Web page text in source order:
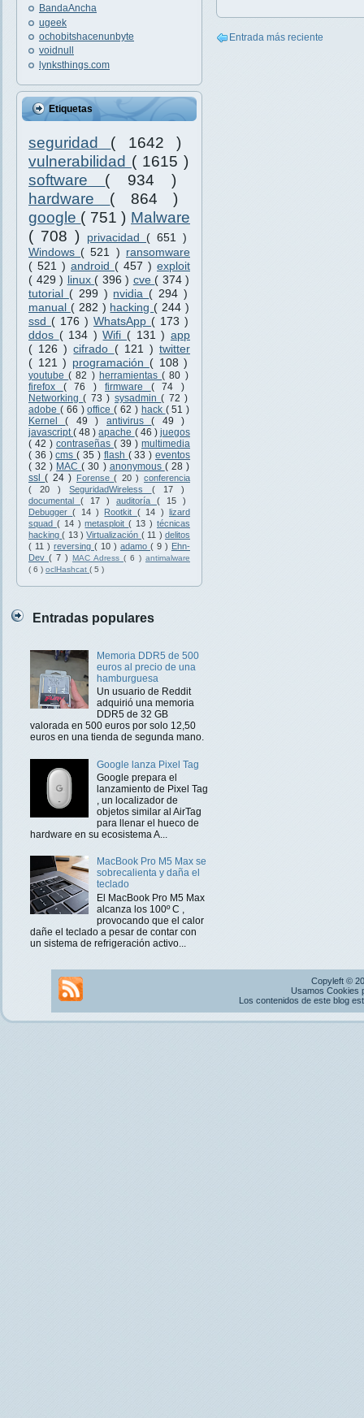
BandaAncha
ugeek
ochobitshacenunbyte
voidnull
lynksthings.com
Etiquetas
seguridad ( 1642 )
vulnerabilidad ( 1615 )
software ( 934 )
hardware ( 864 )
google ( 751 ) Malware
( 708 )
privacidad ( 651 )
Windows ( 521 ) ransomware
( 521 ) android ( 457 ) exploit
( 429 ) linux ( 396 ) cve ( 374 )
tutorial ( 299 ) nvidia ( 294 )
manual ( 282 ) hacking ( 244 )
ssd ( 176 ) WhatsApp ( 173 )
ddos ( 134 )Wifi ( 131 ) app
( 126 )cifrado ( 121 )twitter
( 121 ) programación ( 108 )
youtube( 82 ) herramientas( 80 )
firefox ( 76 ) firmware ( 74 )
Networking( 73 ) sysadmin( 72 )
adobe ( 66 )office( 62 ) hack ( 51 )
Kernel( 49 ) antivirus( 49 )
javascript( 48 )apache ( 46 ) juegos
( 42 ) contraseñas ( 39 ) multimedia
( 36 )cms( 35 ) flash ( 33 )eventos
( 32 ) MAC( 30 ) anonymous ( 28 )
ssl( 24 ) Forense( 20 ) conferencia
( 20 )SeguridadWireless ( 17 )
documental ( 17 ) auditoría ( 15 )
Debugger( 14 ) Rootkit ( 14 ) lizard
squad ( 14 )metasploit( 13 ) técnicas
hacking( 13 )Virtualización ( 11 ) delitos
( 11 ) reversing ( 10 ) adamo ( 9 ) Ehn-
Dev ( 7 ) MAC Adress ( 6 ) antimalware
( 6 ) oclHashcat ( 5 )
Entradas populares
Memoria DDR5 de 500
euros al precio de una
hamburguesa
Un usuario de Reddit
adquirió una memoria
DDR5 de 32 GB
valorada en 500 euros por solo 12,50
euros en una tienda de segunda mano.
Google lanza Pixel Tag
Google prepara el
lanzamiento de Pixel Tag
, un localizador de
objetos similar al AirTag
para llenar el hueco de
hardware en su ecosistema A...
MacBook Pro M5 Max se
sobrecalienta y daña el
teclado
El MacBook Pro M5 Max
alcanza los 100º C ,
provocando que el calor
dañe el teclado a pesar de contar con
un sistema de refrigeración activo...
Entrada más reciente
Copyleft ©
Usamos Cookies
Los contenidos de este blog